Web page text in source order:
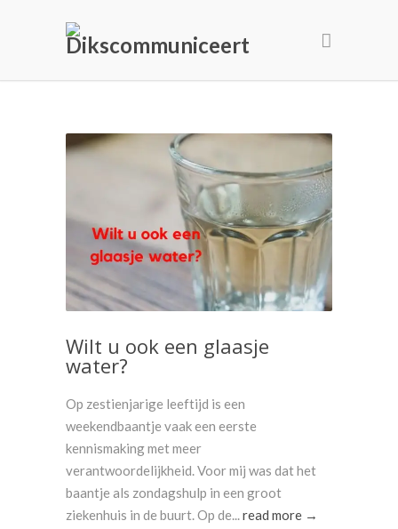
Wilt u ook een glaasje
water?
Op zestienjarige leeftijd is een
weekendbaantje vaak een eerste
kennismaking met meer
verantwoordelijkheid. Voor mij was dat het
baantje als zondagshulp in een groot
ziekenhuis in de buurt. Op de...read more →